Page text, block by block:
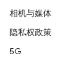
相机与媒体
隐私权政策
5G